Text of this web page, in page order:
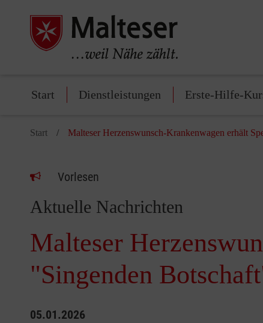
Start Dienstleistungen Erste-Hilfe-
Start Malteser Herzenswunsch-Krankenwagen erhält
Vorlesen
Aktuelle Nachrichten
Malteser
"Singenden
05.01.2026